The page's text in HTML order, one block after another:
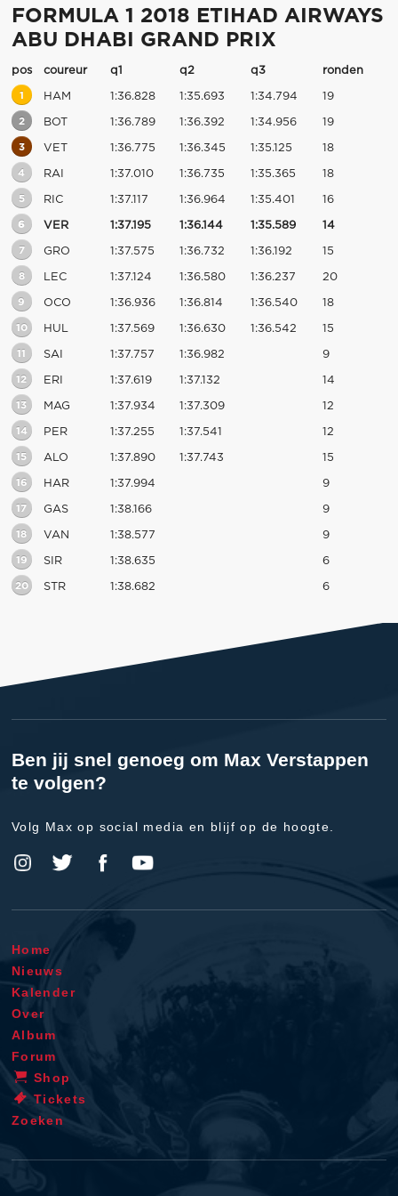
FORMULA 1 2018 ETIHAD AIRWAYS
ABU DHABI GRAND PRIX
pos coureur q1 q2 q3 ronden
1 HAM 1:36.828 1:35.693 1:34.794 19
2 BOT 1:36.789 1:36.392 1:34.956 19
3 VET 1:36.775 1:36.345 1:35.125 18
4 RAI 1:37.010 1:36.735 1:35.365 18
5 RIC 1:37.117 1:36.964 1:35.401 16
6 VER 1:37.195 1:36.144 1:35.589 14
7 GRO 1:37.575 1:36.732 1:36.192 15
8 LEC 1:37.124 1:36.580 1:36.237 20
9 OCO 1:36.936 1:36.814 1:36.540 18
10 HUL 1:37.569 1:36.630 1:36.542 15
11 SAI 1:37.757 1:36.982 9
12 ERI 1:37.619 1:37.132 14
13 MAG 1:37.934 1:37.309 12
14 PER 1:37.255 1:37.541 12
15 ALO 1:37.890 1:37.743 15
16 HAR 1:37.994 9
17 GAS 1:38.166 9
18 VAN 1:38.577 9
19 SIR 1:38.635 6
20 STR 1:38.682 6
Ben jij snel genoeg om Max Verstappen
te volgen?
Volg Max op social media en blijf op de hoogte.
Home
Nieuws
Kalender
Over
Album
Forum
Shop
Tickets
Zoeken